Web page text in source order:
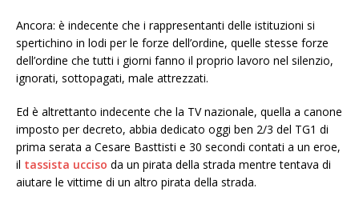
Ancora: è indecente che i rappresentanti delle istituzioni si
spertichino in lodi per le forze dell’ordine, quelle stesse forze
dell’ordine che tutti i giorni fanno il proprio lavoro nel silenzio,
ignorati, sottopagati, male attrezzati.
Ed è altrettanto indecente che la TV nazionale, quella a canone
imposto per decreto, abbia dedicato oggi ben 2/3 del TG1 di
prima serata a Cesare Basttisti e 30 secondi contati a un eroe,
il tassista ucciso da un pirata della strada mentre tentava di
aiutare le vittime di un altro pirata della strada.